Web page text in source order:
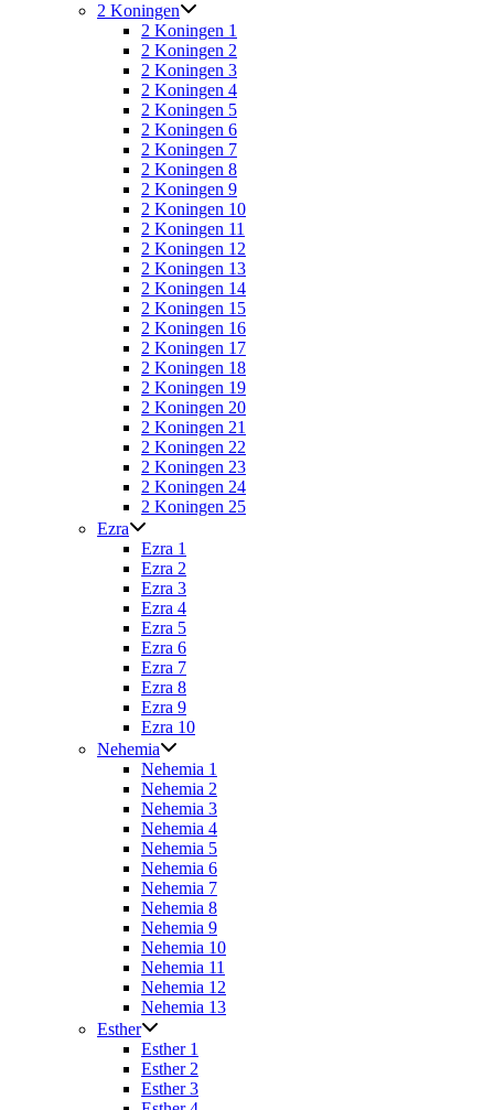
2 Koningen
2 Koningen 1
2 Koningen 2
2 Koningen 3
2 Koningen 4
2 Koningen 5
2 Koningen 6
2 Koningen 7
2 Koningen 8
2 Koningen 9
2 Koningen 10
2 Koningen 11
2 Koningen 12
2 Koningen 13
2 Koningen 14
2 Koningen 15
2 Koningen 16
2 Koningen 17
2 Koningen 18
2 Koningen 19
2 Koningen 20
2 Koningen 21
2 Koningen 22
2 Koningen 23
2 Koningen 24
2 Koningen 25
Ezra
Ezra 1
Ezra 2
Ezra 3
Ezra 4
Ezra 5
Ezra 6
Ezra 7
Ezra 8
Ezra 9
Ezra 10
Nehemia
Nehemia 1
Nehemia 2
Nehemia 3
Nehemia 4
Nehemia 5
Nehemia 6
Nehemia 7
Nehemia 8
Nehemia 9
Nehemia 10
Nehemia 11
Nehemia 12
Nehemia 13
Esther
Esther 1
Esther 2
Esther 3